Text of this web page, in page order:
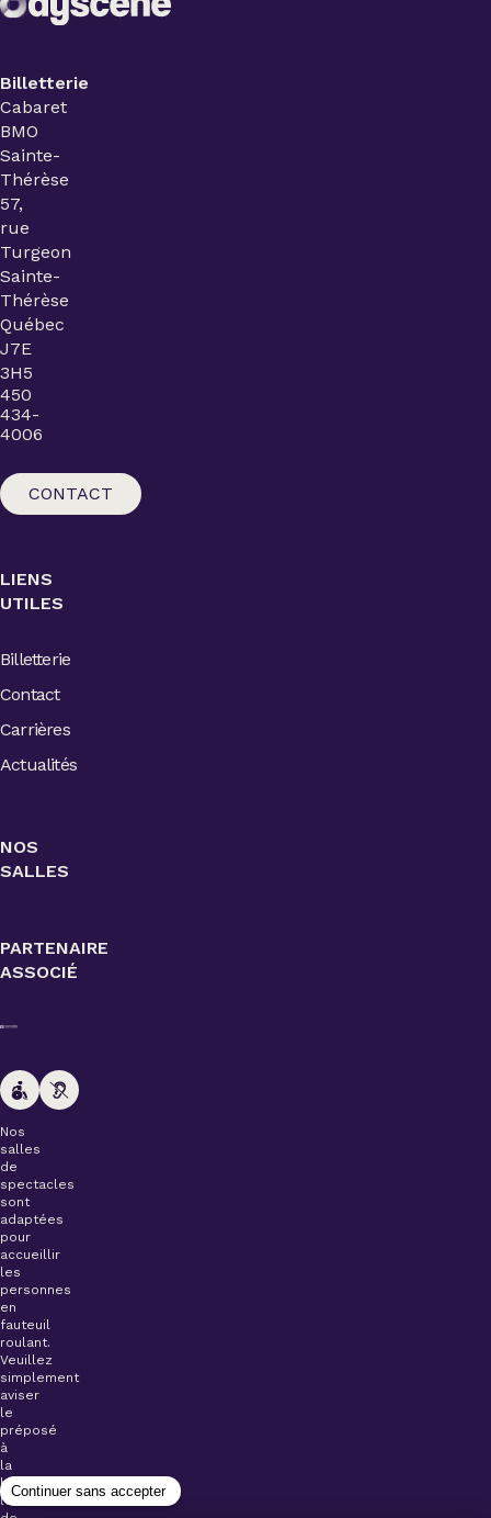
Billetterie
Cabaret
BMO
Sainte-
Thérèse
57,
rue
Turgeon
Sainte-
Thérèse
Québec
J7E
3H5
450
434-
4006
CONTACT
LIENS
UTILES
Billetterie
Contact
Carrières
Actualités
NOS
SALLES
PARTENAIRE
ASSOCIÉ
Nos
salles
de
spectacles
sont
adaptées
pour
accueillir
les
personnes
en
fauteuil
roulant.
Veuillez
simplement
aviser
le
préposé
à
la
billetterie
lors